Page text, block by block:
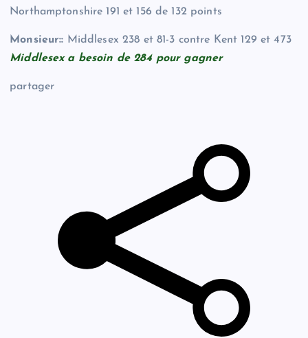
Northamptonshire 191 et 156 de 132 points
Monsieur:: Middlesex 238 et 81-3 contre Kent 129 et 473
Middlesex a besoin de 284 pour gagner
partager